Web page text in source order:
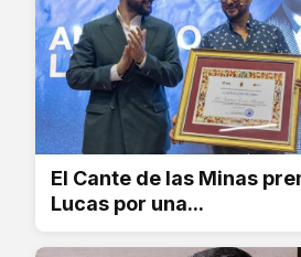
El Cante de las Minas
Lucas por una...